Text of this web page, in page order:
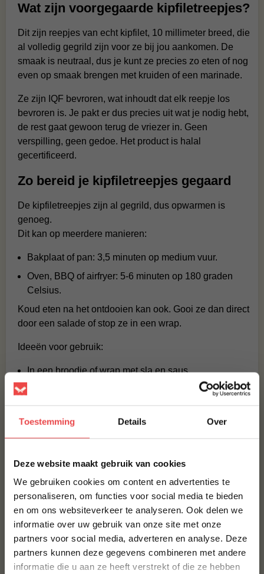
Toestemming Details Over
Deze website maakt gebruik van cookies
We gebruiken cookies om content en advertenties te
personaliseren, om functies voor social media te bieden
en om ons websiteverkeer te analyseren. Ook delen we
informatie over uw gebruik van onze site met onze
partners voor social media, adverteren en analyse. Deze
partners kunnen deze gegevens combineren met andere
informatie die u aan ze heeft verstrekt of die ze hebben
Wat zijn voorgegaarde kipfiletreepjes?
Dit zijn reepjes van echt kipfilet, 10 millimeter breed, die
al volledig gegrild zijn voor ze bij jou aankomen. De
smaak is neutraal, dus je kunt ze precies zo eten of nog
even op smaak brengen met kruiden of een marinade.
Ze zijn IQF bevroren, wat inhoudt dat elk reepje los
bevroren is. Je pakt er dus precies uit wat je nodig hebt,
de rest gaat gewoon terug de vriezer in. Geen
verspilling, geen gedoe. Het product is halal
gecertificeerd.
Zo bereid je kipfiletreepjes gegaard
De kipfiletreepjes zijn al gegrild, dus opwarmen is
genoeg.
Dit kan op meerdere manieren:
Bakplaat of pan: 3,5 minuten op medium vuur.
Oven, BBQ of airfryer: 5-6 minuten op 180 graden
Celsius.
Koud eten na het ontdooien kan ook. Gooi ze dan direct
door een salade of stop ze in een wrap.
Ideeën voor gebruik:
In een broodje of wrap met sla en saus.
Door een pasta of rijstgerecht.
Op friet of nacho’s als extra eiwit.
Voedingswaarden en eiwitten
22,9 gram eiwit per 100 gram, slechts 1,4 gram vet en
114 kcal. Dat maakt deze reepjes een logische keuze
als je snel iets gezonds wil eten. Of je nu sport,
maaltijden wil prep’en of gewoon niet lang in de keuken
wil staan.
10% korting op je
eerste bestelling*
Schrijf je in voor onze nieuwsbrief en ontvang direct
10% korting op jouw eerste bestelling.